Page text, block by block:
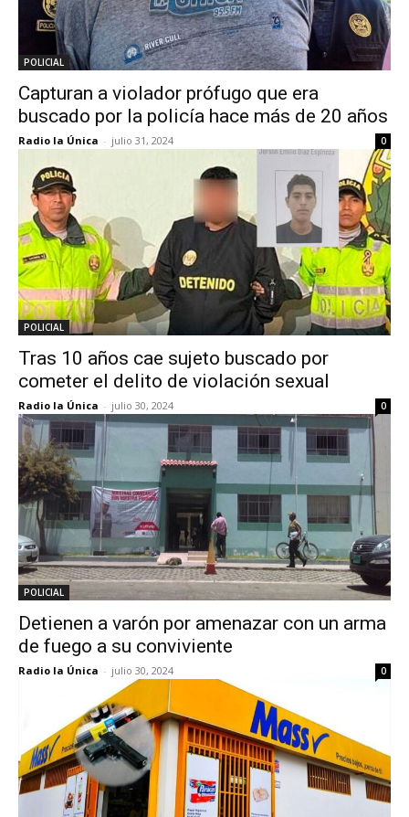
POLICIAL
Capturan a violador prófugo que era
buscado por la policía hace más de 20 años
Radio la Única - julio 31, 2024 0
POLICIAL
Tras 10 años cae sujeto buscado por
cometer el delito de violación sexual
Radio la Única - julio 30, 2024 0
POLICIAL
Detienen a varón por amenazar con un arma
de fuego a su conviviente
Radio la Única - julio 30, 2024 0